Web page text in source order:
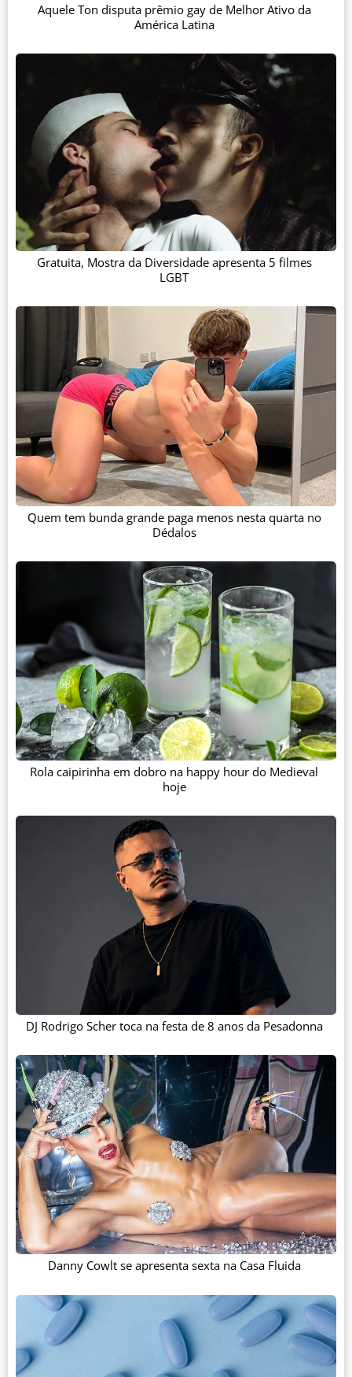
Aquele Ton disputa prêmio gay de Melhor Ativo da
América Latina
Gratuita, Mostra da Diversidade apresenta 5 filmes
LGBT
Quem tem bunda grande paga menos nesta quarta no
Dédalos
Rola caipirinha em dobro na happy hour do Medieval
hoje
DJ Rodrigo Scher toca na festa de 8 anos da Pesadonna
Danny Cowlt se apresenta sexta na Casa Fluida